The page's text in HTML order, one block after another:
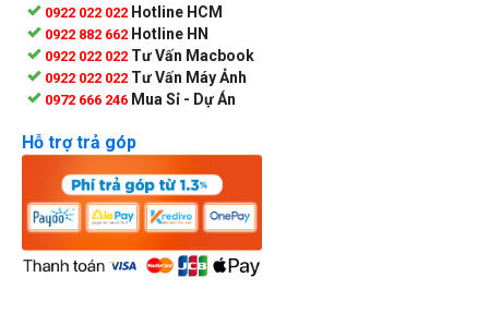
0922 022 022 Hotline HCM
0922 882 662 Hotline HN
0922 022 022 Tư Vấn Macbook
0922 022 022 Tư Vấn Máy Ảnh
0972 666 246 Mua Sỉ - Dự Án
Hỗ trợ trả góp